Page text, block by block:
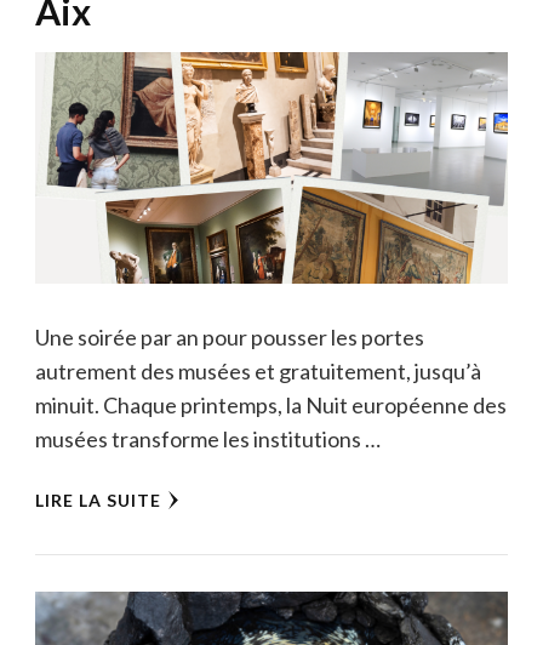
Aix
Une soirée par an pour pousser les portes
autrement des musées et gratuitement, jusqu’à
minuit. Chaque printemps, la Nuit européenne des
musées transforme les institutions …
LIRE LA SUITE